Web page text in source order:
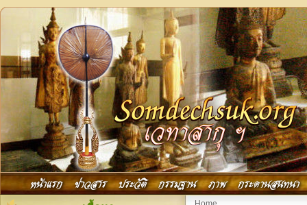
Skip to main content
Main menu
หน้าแรก ข่าวสาร ประวัติ กรรมฐาน ภาพ กระดานสนทนา